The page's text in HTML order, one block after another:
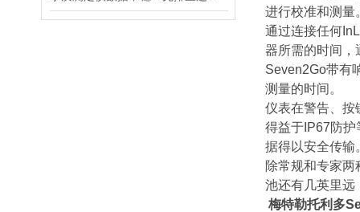
进行校准和测量
通过连接任何
器所需的时间，
Seven2Go带有
测量的时间。
仪表在警告、按
得益于IP67防
据得以安全传输
除常规和专家
池还有几英里远
梅特勒托利多